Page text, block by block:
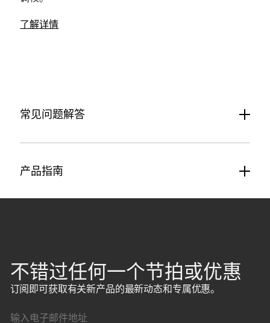
了解详情
常见问题解答
产品指南
不错过任何一个节拍或优惠
订阅即可获取有关新产品的最新动态和专属优惠。